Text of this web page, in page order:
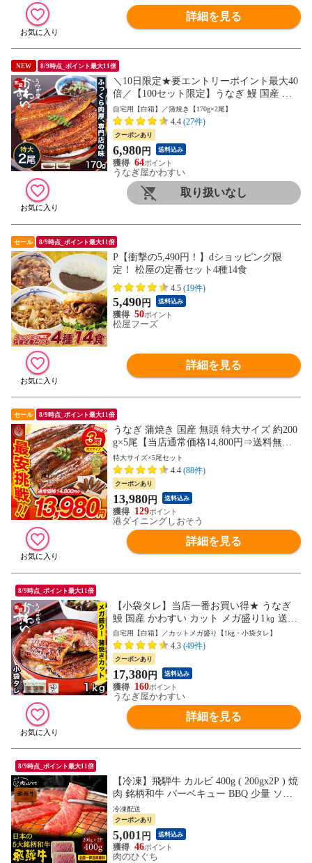
詳細を見る
NEW 8/9時点_ポイント最大11倍
＼10日限定★要エントリーポイント最大40
倍／【100セット限定】うなぎ 鰻 国産 か
わすい 肉厚たっぷり特大サイズ 170g×2尾
送料無料 ウナギ 蒲焼き 食品 ギフト 誕生
日プレゼント 母親 父親 お取り寄せ グルメ
海鮮 人気 おすすめ 内祝 食べ物【のし対応
可】
自宅用【白箱】／蒲焼き【170g×2尾】
4.4 (27件)
クーポンあり
6,980円 送料込み
64
うなぎ屋かわすい
取り扱いなし
セール 8/9時点_ポイント最大11倍
P【衝撃の5,490円！】dショッピング限
定！ 松屋の定番セット4種14食
4.5 (19件)
5,490円 送料込み
50
松屋フーズ
詳細を見る
セール 8/9時点_ポイント最大11倍
うなぎ 蒲焼き 国産 無頭 特大サイズ 約200
g×5尾【当店通常価格14,800円⇒送料無料1
3,980円！】ウナギ 鰻 プレゼント 贈り物
ギフト
特大サイズ×5尾セット
4.4 (88件)
クーポンあり
13,980円 送料込み
129
港ダイニングしおそう
詳細を見る
8/9時点_ポイント最大11倍
【小袋タレ】当店一番お買い得★ うなぎ
鰻 国産 かわすい カット メガ盛り1㎏ 送料
無料 ウナギ 蒲焼き 食品 ギフト 誕生日プ
レゼント 母親 父親 お取り寄せ グルメ 海
鮮 人気 おすすめ 大容量 食べ物【のし対応
可】
自宅用【白箱】／カットメガ盛り【1kg・小袋タレ】
4.3 (49件)
クーポンあり
17,380円 送料込み
160
うなぎ屋かわすい
詳細を見る
8/9時点_ポイント最大11倍
【冷凍】飛騨牛 カルビ 400g ( 200gx2P ) 焼
肉 銘柄和牛 バーベキュー BBQ 少量 ソロ
キャンプ 送料無料 hrp
冷凍配送
クーポンあり
5,001 円 送料込み
46
肉のひぐち